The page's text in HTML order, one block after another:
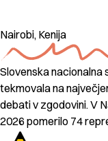
Nairobi, Kenija
Slovenska nacionalna
tekmovala na
debati v zgodovini. V
2026 pomerilo 74